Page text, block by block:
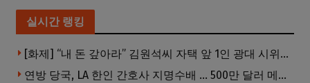
실시간 랭킹
[화제] “내 돈 갚아라” 김원석씨 자택 앞 1인 광대 시위 … 한인 투자사, “108만 달러 못받아”
연방 당국, LA 한인 간호사 지명수배 … 500만 달러 메디캐어 사기, 선고 직전 한국 도주